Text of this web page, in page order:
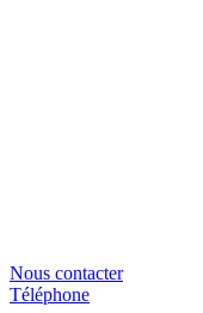
Nous contacter
Téléphone